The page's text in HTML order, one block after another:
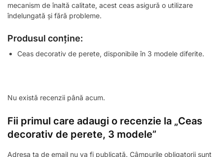
mecanism de înaltă calitate, acest ceas asigură o utilizare
îndelungată și fără probleme.
Produsul conține:
Ceas decorativ de perete, disponibile în 3 modele diferite.
Nu există recenzii până acum.
Fii primul care adaugi o recenzie la „Ceas
decorativ de perete, 3 modele”
Adresa ta de email nu va fi publicată. Câmpurile obligatorii sunt